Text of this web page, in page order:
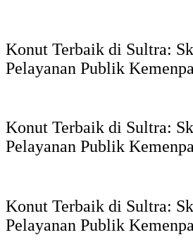
Konut Terbaik di Sultra:
Pelayanan Publik
Konut Terbaik di Sultra:
Pelayanan Publik
Konut Terbaik di Sultra:
Pelayanan Publik